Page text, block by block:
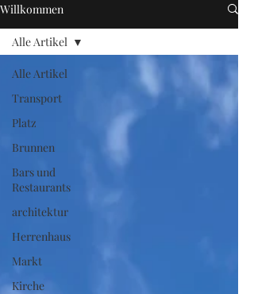
Willkommen
Alle Artikel
Transport
Platz
Brunnen
Bars und
Restaurants
architektur
Herrenhaus
Markt
Kirche
Alle Artikel